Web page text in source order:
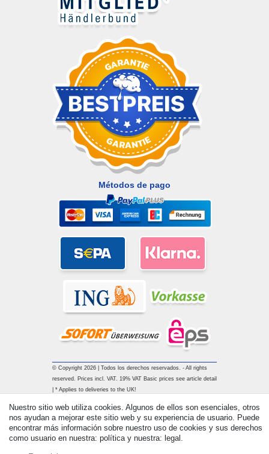
Métodos de pago
© Copyright 2026 | Todos los derechos reservados. - All rights
reserved. Prices incl. VAT. 19% VAT Basic prices see article detail
| * Applies to deliveries to the UK!
Nuestro sitio web utiliza cookies. Algunos de ellos son esenciales, otros
nos ayudan a mejorar este sitio web y su experiencia de usuario. Puede
encontrar más información sobre nuestro uso de cookies y sus derechos
como usuario en nuestra: política y nuestra: legal.
Withdraw from contract here Contacto